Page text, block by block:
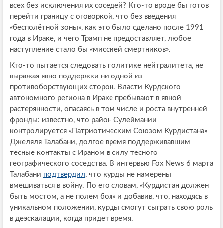
всех без исключения их соседей? Кто-то вроде бы готов
перейти границу с оговоркой, что без введения
«бесполётной зоны», как это было сделано после 1991
года в Ираке, и чего Трамп не предоставляет, любое
наступление стало бы «миссией смертников».
Кто-то пытается следовать политике нейтралитета, не
выражая явно поддержки ни одной из
противоборствующих сторон. Власти Курдского
автономного региона в Ираке пребывают в явной
растерянности, опасаясь в том числе и роста внутренней
фронды: известно, что район Сулеймании
контролируется «Патриотическим Союзом Курдистана»
Джеляля Талабани, долгое время поддерживавшим
тесные контакты с Ираном в силу тесного
географического соседства. В интервью Fox News 6 марта
Талабани подтвердил, что курды не намерены
вмешиваться в войну. По его словам, «Курдистан должен
быть мостом, а не полем боя» и добавив, что, находясь в
уникальном положении, курды смогут сыграть свою роль
в деэскалации, когда придет время.